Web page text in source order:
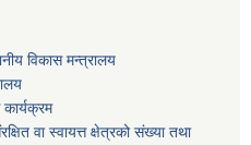
विकास मन्त्रालय
वा स्वायत्त क्षेत्रको संख्या तथा